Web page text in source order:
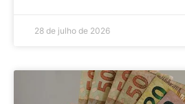
28 de julho de 2026